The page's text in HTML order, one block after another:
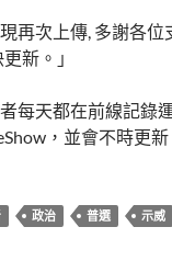
再次上傳, 多謝各位
新。」
每天都在前線記錄
，並會不時更
政治 普選 示威